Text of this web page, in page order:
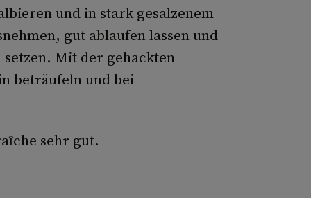
und in stark gesalzenem
gut ablaufen lassen und
Mit der gehackten
beträufeln und bei
sehr gut.